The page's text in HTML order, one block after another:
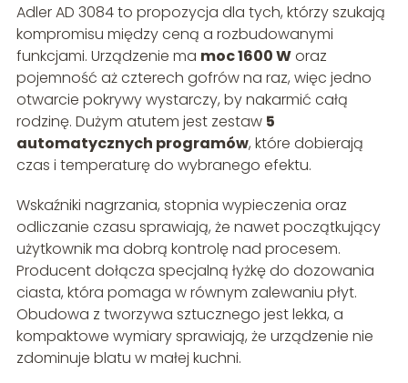
Adler AD 3084 to propozycja dla tych, którzy szukają
kompromisu między ceną a rozbudowanymi
funkcjami. Urządzenie ma moc 1600 Woraz
pojemność aż czterech gofrów na raz, więc jedno
otwarcie pokrywy wystarczy, by nakarmić całą
rodzinę. Dużym atutem jest zestaw 5
automatycznych programów, które dobierają
czas i temperaturę do wybranego efektu.
Wskaźniki nagrzania, stopnia wypieczenia oraz
odliczanie czasu sprawiają, że nawet początkujący
użytkownik ma dobrą kontrolę nad procesem.
Producent dołącza specjalną łyżkę do dozowania
ciasta, która pomaga w równym zalewaniu płyt.
Obudowa z tworzywa sztucznego jest lekka, a
kompaktowe wymiary sprawiają, że urządzenie nie
zdominuje blatu w małej kuchni.